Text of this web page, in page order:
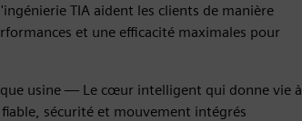
TIA aident les clients de manière
et une efficacité maximales pour
usine — Le cœur intelligent qui donne vie à
sécurité et mouvement intégrés